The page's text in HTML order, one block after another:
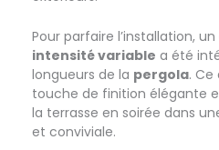
Pour parfaire l’installation, un
intensité variable a été
longueurs de la pergola.
touche de finition élégante
la terrasse en soirée dans
et conviviale.